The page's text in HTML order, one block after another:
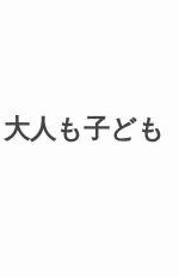
人も子ども